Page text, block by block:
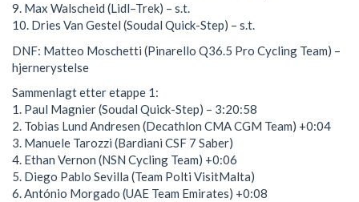
9. Max Walscheid (Lidl–Trek) – s.t.
10. Dries Van Gestel (Soudal Quick-Step) – s.t.
DNF: Matteo Moschetti (Pinarello Q36.5 Pro Cycling Team) –
hjernerystelse
Sammenlagt etter etappe 1:
1. Paul Magnier (Soudal Quick-Step) – 3:20:58
2. Tobias Lund Andresen (Decathlon CMA CGM Team) +0:04
3. Manuele Tarozzi (Bardiani CSF 7 Saber)
4. Ethan Vernon (NSN Cycling Team) +0:06
5. Diego Pablo Sevilla (Team Polti VisitMalta)
6. António Morgado (UAE Team Emirates) +0:08